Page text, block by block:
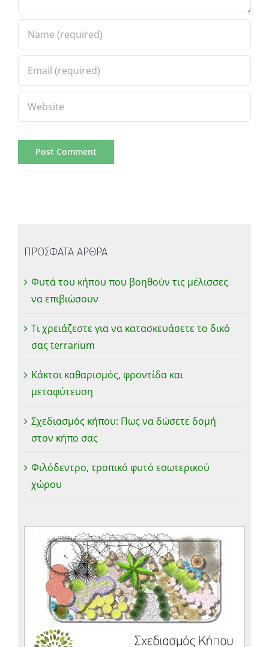
ΠΡΟΣΦΑΤΑ ΑΡΘΡΑ
Φυτά του κήπου που βοηθούν τις μέλισσες
να επιβιώσουν
Τι χρειάζεστε για να κατασκευάσετε το δικό
σας terrarium
Κάκτοι καθαρισμός, φροντίδα και
μεταφύτευση
Σχεδιασμός κήπου: Πως να δώσετε δομή
στον κήπο σας
Φιλόδεντρο, τροπικό φυτό εσωτερικού
χώρου